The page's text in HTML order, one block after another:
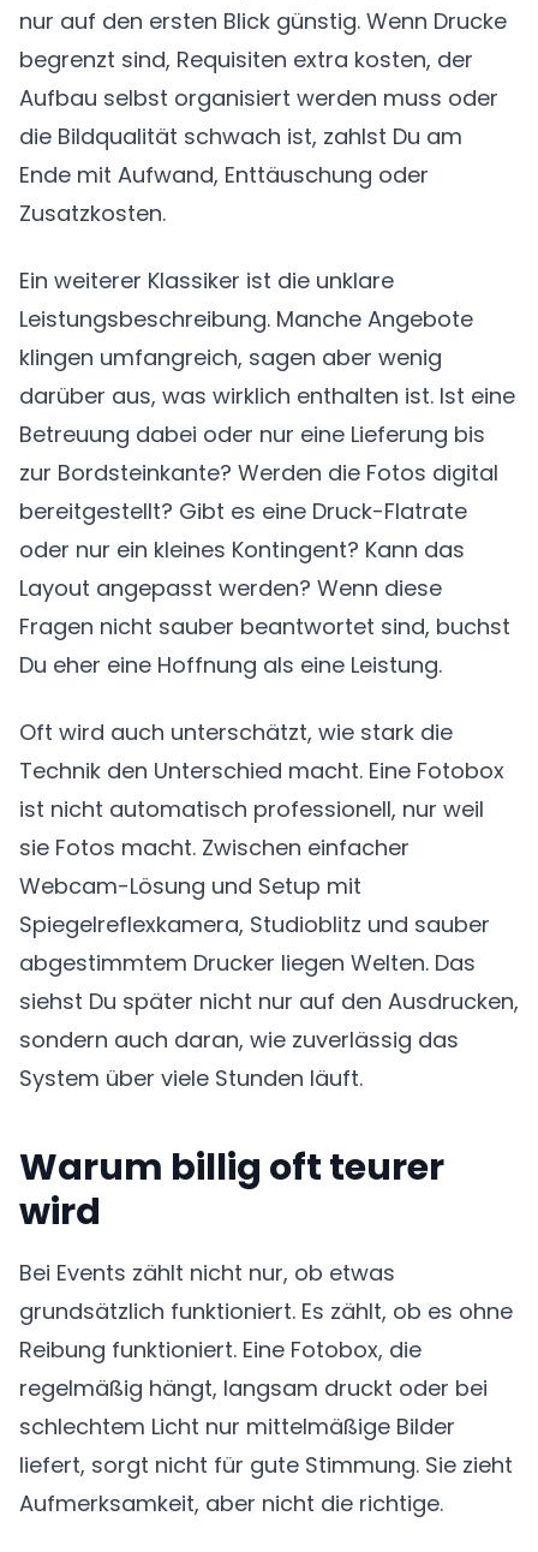
nur auf den ersten Blick günstig. Wenn Drucke
begrenzt sind, Requisiten extra kosten, der
Aufbau selbst organisiert werden muss oder
die Bildqualität schwach ist, zahlst Du am
Ende mit Aufwand, Enttäuschung oder
Zusatzkosten.
Ein weiterer Klassiker ist die unklare
Leistungsbeschreibung. Manche Angebote
klingen umfangreich, sagen aber wenig
darüber aus, was wirklich enthalten ist. Ist eine
Betreuung dabei oder nur eine Lieferung bis
zur Bordsteinkante? Werden die Fotos digital
bereitgestellt? Gibt es eine Druck-Flatrate
oder nur ein kleines Kontingent? Kann das
Layout angepasst werden? Wenn diese
Fragen nicht sauber beantwortet sind, buchst
Du eher eine Hoffnung als eine Leistung.
Oft wird auch unterschätzt, wie stark die
Technik den Unterschied macht. Eine Fotobox
ist nicht automatisch professionell, nur weil
sie Fotos macht. Zwischen einfacher
Webcam-Lösung und Setup mit
Spiegelreflexkamera, Studioblitz und sauber
abgestimmtem Drucker liegen Welten. Das
siehst Du später nicht nur auf den Ausdrucken,
sondern auch daran, wie zuverlässig das
System über viele Stunden läuft.
Warum billig oft teurer
wird
Bei Events zählt nicht nur, ob etwas
grundsätzlich funktioniert. Es zählt, ob es ohne
Reibung funktioniert. Eine Fotobox, die
regelmäßig hängt, langsam druckt oder bei
schlechtem Licht nur mittelmäßige Bilder
liefert, sorgt nicht für gute Stimmung. Sie zieht
Aufmerksamkeit, aber nicht die richtige.